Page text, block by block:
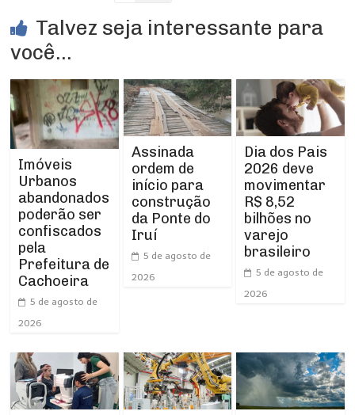
Talvez seja interessante para
você...
Imóveis
Urbanos
abandonados
poderão ser
confiscados
pela
Prefeitura de
Cachoeira
5 de agosto de
2026
Assinada
ordem de
início para
construção
da Ponte do
Iruí
5 de agosto de
2026
Dia dos Pais
2026 deve
movimentar
R$ 8,52
bilhões no
varejo
brasileiro
5 de agosto de
2026